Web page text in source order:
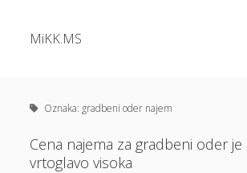
MiKK.MS
Alu okna
Apartma Bovec
Oznaka: gradbeni oder najem
Cena najema za gradbeni oder
vrtoglavo visoka